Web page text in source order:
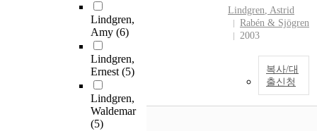
Lindgren,
Amy (6)
Lindgren,
Ernest(5)
Lindgren,
Waldemar
(5)
Lindgren, Astrid
Rabén & Sjögren
2003
복사/대
출신청